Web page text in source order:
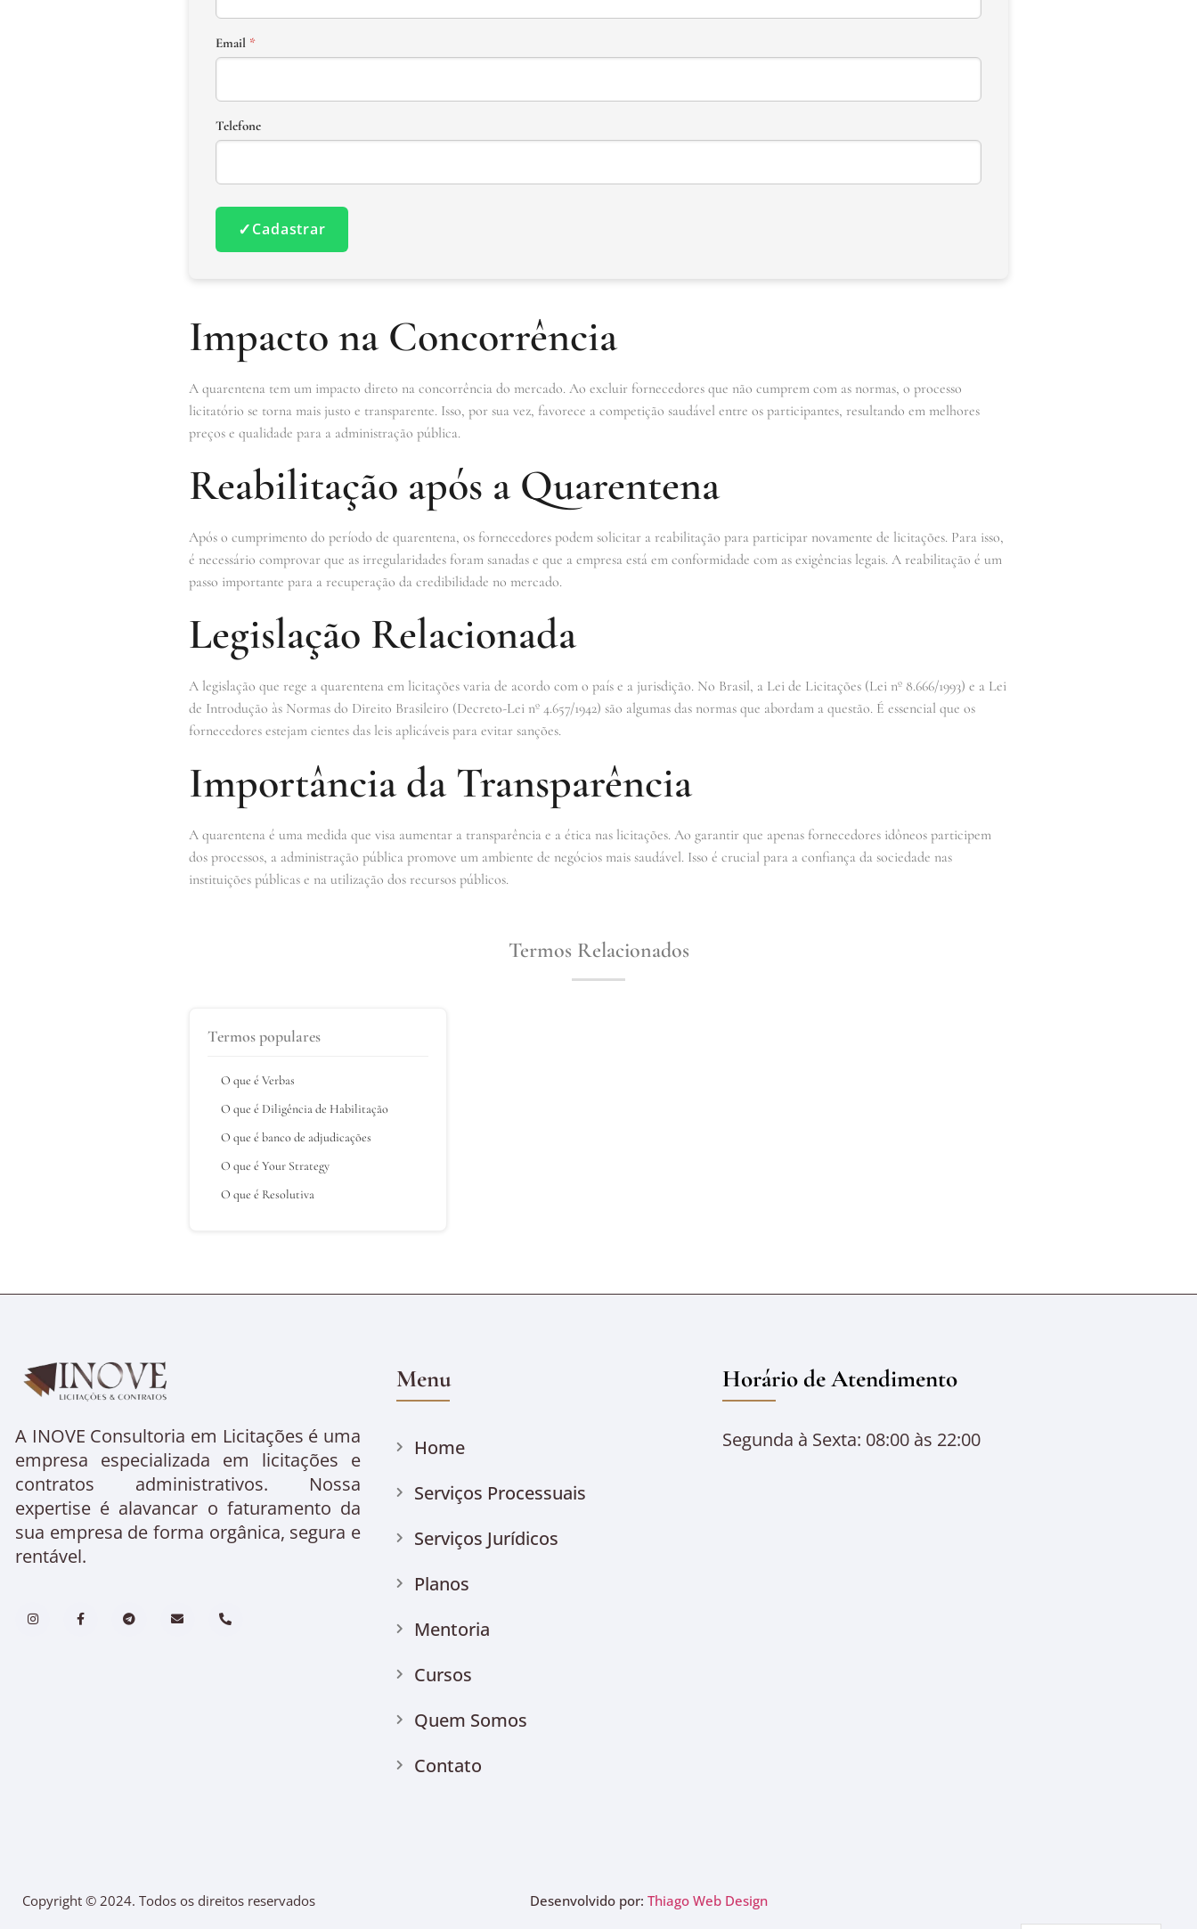
Email *
Telefone
✓Cadastrar
Impacto na Concorrência
A quarentena tem um impacto direto na concorrência do mercado. Ao excluir fornecedores que não cumprem com as normas, o processo
licitatório se torna mais justo e transparente. Isso, por sua vez, favorece a competição saudável entre os participantes, resultando em melhores
preços e qualidade para a administração pública.
Reabilitação após a Quarentena
Após o cumprimento do período de quarentena, os fornecedores podem solicitar a reabilitação para participar novamente de licitações. Para isso,
é necessário comprovar que as irregularidades foram sanadas e que a empresa está em conformidade com as exigências legais. A reabilitação é um
passo importante para a recuperação da credibilidade no mercado.
Legislação Relacionada
A legislação que rege a quarentena em licitações varia de acordo com o país e a jurisdição. No Brasil, a Lei de Licitações (Lei nº 8.666/1993) e a Lei
de Introdução às Normas do Direito Brasileiro (Decreto-Lei nº 4.657/1942) são algumas das normas que abordam a questão. É essencial que os
fornecedores estejam cientes das leis aplicáveis para evitar sanções.
Importância da Transparência
A quarentena é uma medida que visa aumentar a transparência e a ética nas licitações. Ao garantir que apenas fornecedores idôneos participem
dos processos, a administração pública promove um ambiente de negócios mais saudável. Isso é crucial para a confiança da sociedade nas
instituições públicas e na utilização dos recursos públicos.
Termos Relacionados
Termos populares
O que é Verbas
O que é Diligência de Habilitação
O que é banco de adjudicações
O que é Your Strategy
O que é Resolutiva
A INOVE Consultoria em Licitações é uma
empresa especializada em licitações e
contratos administrativos. Nossa
expertise é alavancar o faturamento da
sua empresa de forma orgânica, segura e
rentável.
Menu
Home
Serviços Processuais
Serviços Jurídicos
Planos
Mentoria
Cursos
Quem Somos
Contato
Horário de Atendimento
Segunda à Sexta: 08:00 às 22:00
Copyright © 2024. Todos os direitos reservados Desenvolvido por: Thiago Web Design